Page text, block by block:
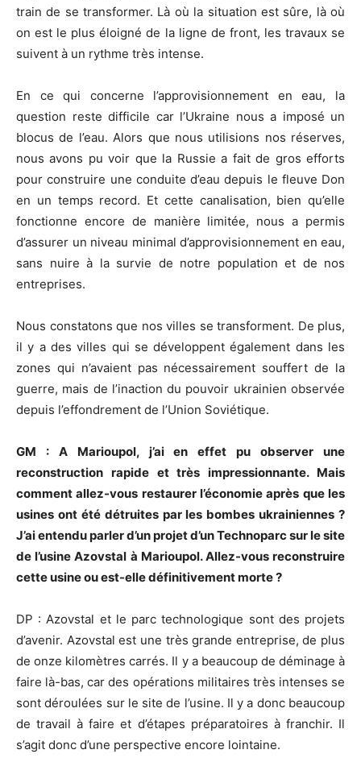
train de se transformer. Là où la situation est sûre, là où
on est le plus éloigné de la ligne de front, les travaux se
suivent à un rythme très intense.
En ce qui concerne l’approvisionnement en eau, la
question reste difficile car l’Ukraine nous a imposé un
blocus de l’eau. Alors que nous utilisions nos réserves,
nous avons pu voir que la Russie a fait de gros efforts
pour construire une conduite d’eau depuis le fleuve Don
en un temps record. Et cette canalisation, bien qu’elle
fonctionne encore de manière limitée, nous a permis
d’assurer un niveau minimal d’approvisionnement en eau,
sans nuire à la survie de notre population et de nos
entreprises.
Nous constatons que nos villes se transforment. De plus,
il y a des villes qui se développent également dans les
zones qui n’avaient pas nécessairement souffert de la
guerre, mais de l’inaction du pouvoir ukrainien observée
depuis l’effondrement de l’Union Soviétique.
GM : A Marioupol, j’ai en effet pu observer une
reconstruction rapide et très impressionnante. Mais
comment allez-vous restaurer l’économie après que les
usines ont été détruites par les bombes ukrainiennes ?
J’ai entendu parler d’un projet d’un Technoparc sur le site
de l’usine Azovstal à Marioupol. Allez-vous reconstruire
cette usine ou est-elle définitivement morte ?
DP : Azovstal et le parc technologique sont des projets
d’avenir. Azovstal est une très grande entreprise, de plus
de onze kilomètres carrés. Il y a beaucoup de déminage à
faire là-bas, car des opérations militaires très intenses se
sont déroulées sur le site de l’usine. Il y a donc beaucoup
de travail à faire et d’étapes préparatoires à franchir. Il
s’agit donc d’une perspective encore lointaine.